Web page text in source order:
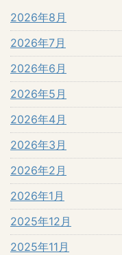
2026年8月
2026年7月
2026年6月
2026年5月
2026年4月
2026年3月
2026年2月
2026年1月
2025年12月
2025年11月